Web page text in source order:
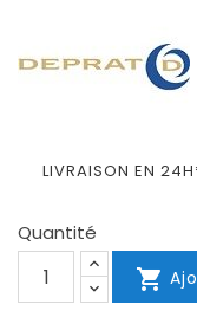
LIVRAISON EN
Quantité
